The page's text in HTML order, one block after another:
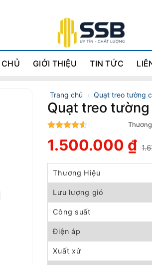
GIỚI THIỆU TIN TỨC
Trang chủ › Quạt treo tường
Quạt treo
4.5
gốc
là:
1.670.000 ₫.
1.500.000 ₫
hiện
tại
1.500.000 ₫.
Thương Hiệu
Lưu lượng gió
Công suất
Điện áp
Xuất xứ